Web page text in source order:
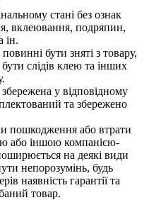
стані без ознак
вклеювання, подряпин,
ін.
бути зняті з товару,
слідів клею та інших
у відповідному
та збережено
пошкодження або втрати
або іншою компанією-
на деякі види
непорозумінь, будь
наявність гарантії та
товар.